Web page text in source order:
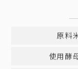
原料
使用酵